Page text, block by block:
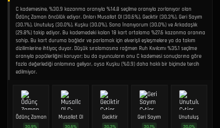
C kademesine, %30.9 kazanma oranıyla %14.8 seçilme oranıyla zorlanıyor olan
Ödünç Zaman öncülük ediyor. Onları Musallat Ol (30.6%), Geciktir (30.3%), Geri Sayım
(30.1%), Unutuluş (30.0%), Kuşku (30.0%), Sana İnanıyorum (30.0%) ve Arkadaşlık
(29.8%) takip ediyor. Bu kademedeki kalan 18 kart ortalama %27.6 kazanma oranına
sahip. Bu kart duruma bağlıdır ve parlamak için elverişli eşleşmelere ya da takım
dizilimlerine ihtiyaç duyar. Düşük sıralamasına rağmen Ruh Kıvılcımı %35.1 seçilme
oranıyla popülerliğini koruyor; bu da oyuncuların onu C kademesi sonuçlarına göre
fazla değerlediği anlamına geliyor, oysa Kuşku (%0.9) daha haklı bir biçimde tercih
edilmiyor.
Ödünç Zaman
30.9%
Musallat Ol
30.6%
Geciktir
30.3%
Geri Sayım
30.1%
Unutuluş
30.0%